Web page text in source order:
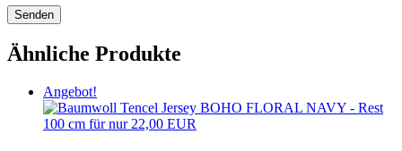
Ähnliche Produkte
Angebot!